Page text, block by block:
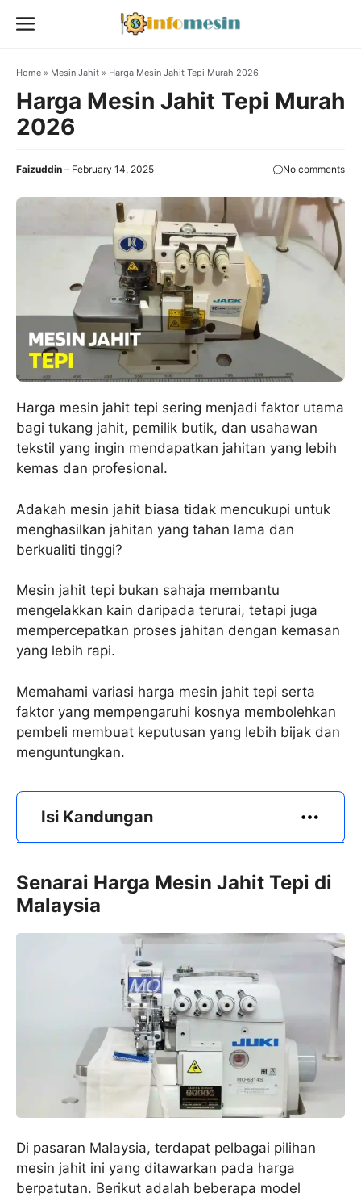
Menu
Home » Mesin Jahit » Harga Mesin Jahit Tepi Murah 2026
Harga Mesin Jahit Tepi Murah
2026
Faizuddin February 14, 2025 No comments
Harga mesin jahit tepi sering menjadi faktor utama
bagi tukang jahit, pemilik butik, dan usahawan
tekstil yang ingin mendapatkan jahitan yang lebih
kemas dan profesional.
Adakah mesin jahit biasa tidak mencukupi untuk
menghasilkan jahitan yang tahan lama dan
berkualiti tinggi?
Mesin jahit tepi bukan sahaja membantu
mengelakkan kain daripada terurai, tetapi juga
mempercepatkan proses jahitan dengan kemasan
yang lebih rapi.
Memahami variasi harga mesin jahit tepi serta
faktor yang mempengaruhi kosnya membolehkan
pembeli membuat keputusan yang lebih bijak dan
menguntungkan.
Isi Kandungan
Senarai Harga Mesin Jahit Tepi di
Malaysia
Di pasaran Malaysia, terdapat pelbagai pilihan
mesin jahit ini yang ditawarkan pada harga
berpatutan. Berikut adalah beberapa model